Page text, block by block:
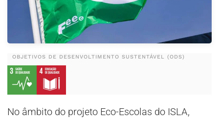
OBJETIVOS DE DESENVOLTIMENTO SUSTENTÁVEL (ODS)
No âmbito do projeto Eco-Escolas do ISLA,